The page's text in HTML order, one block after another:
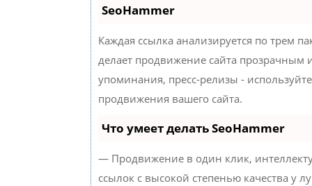
SeoHammer
Каждая ссылка анализируется по трем
делает продвижение сайта прозрачным
упоминания, пресс-релизы -
продвижения вашего сайта.
Что умеет делать SeoHammer
— Продвижение в один клик,
ссылок с высокой степенью качества у